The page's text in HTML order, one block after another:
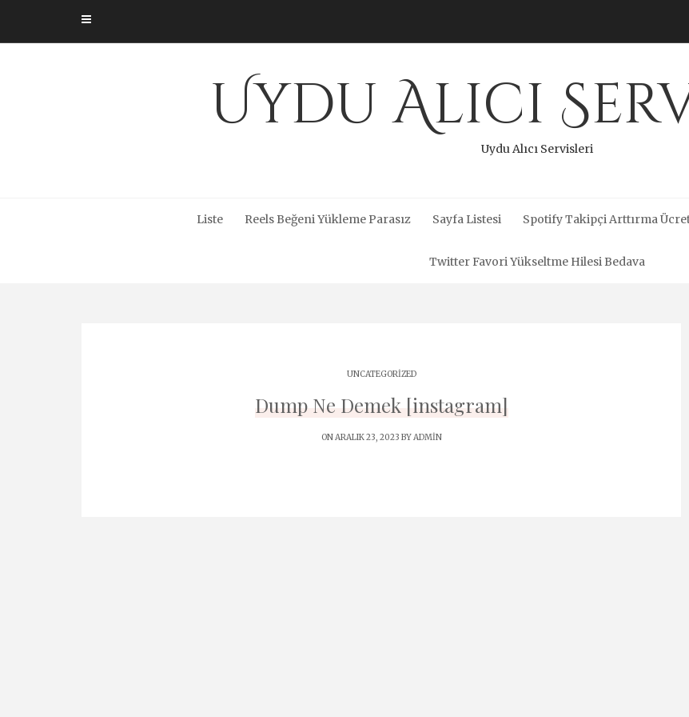
content
Uydu Alıcı
Uydu Alıcı Servisleri
Liste Reels Beğeni Yükleme Parasız Sayfa Listesi Spotify Takipçi Arttırma
Twitter Favori Yükseltme Hilesi Bedava
UNCATEGORIZED
Dump Ne Demek [instagram]
ON ARALIK 23, 2023 BYADMIN